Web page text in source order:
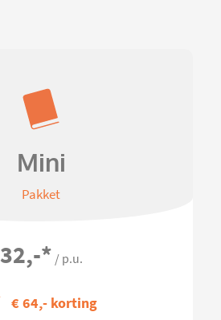
Mini
Pakket
32,-* / p.u.
€ 64,- korting